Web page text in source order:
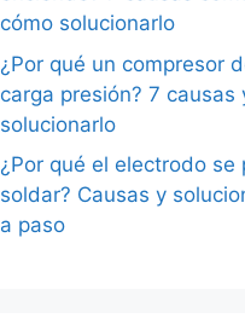
cómo solucionarlo
¿Por qué un compresor
carga presión? 7 causas
solucionarlo
¿Por qué el electrodo se
soldar? Causas y
a paso